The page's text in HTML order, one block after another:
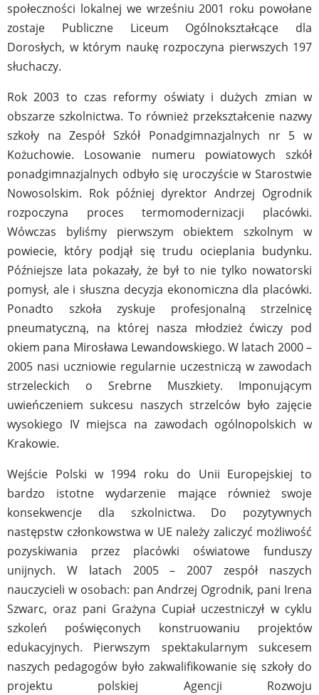
społeczności lokalnej we wrześniu 2001 roku powołane
zostaje Publiczne Liceum Ogólnokształcące dla
Dorosłych, w którym naukę rozpoczyna pierwszych 197
słuchaczy.
Rok 2003 to czas reformy oświaty i dużych zmian w
obszarze szkolnictwa. To również przekształcenie nazwy
szkoły na Zespół Szkół Ponadgimnazjalnych nr 5 w
Kożuchowie. Losowanie numeru powiatowych szkół
ponadgimnazjalnych odbyło się uroczyście w Starostwie
Nowosolskim. Rok później dyrektor Andrzej Ogrodnik
rozpoczyna proces termomodernizacji placówki.
Wówczas byliśmy pierwszym obiektem szkolnym w
powiecie, który podjął się trudu ocieplania budynku.
Późniejsze lata pokazały, że był to nie tylko nowatorski
pomysł, ale i słuszna decyzja ekonomiczna dla placówki.
Ponadto szkoła zyskuje profesjonalną strzelnicę
pneumatyczną, na której nasza młodzież ćwiczy pod
okiem pana Mirosława Lewandowskiego. W latach 2000 –
2005 nasi uczniowie regularnie uczestniczą w zawodach
strzeleckich o Srebrne Muszkiety. Imponującym
uwieńczeniem sukcesu naszych strzelców było zajęcie
wysokiego IV miejsca na zawodach ogólnopolskich w
Krakowie.
Wejście Polski w 1994 roku do Unii Europejskiej to
bardzo istotne wydarzenie mające również swoje
konsekwencje dla szkolnictwa. Do pozytywnych
następstw członkowstwa w UE należy zaliczyć możliwość
pozyskiwania przez placówki oświatowe funduszy
unijnych. W latach 2005 – 2007 zespół naszych
nauczycieli w osobach: pan Andrzej Ogrodnik, pani Irena
Szwarc, oraz pani Grażyna Cupiał uczestniczył w cyklu
szkoleń poświęconych konstruowaniu projektów
edukacyjnych. Pierwszym spektakularnym sukcesem
naszych pedagogów było zakwalifikowanie się szkoły do
projektu polskiej Agencji Rozwoju